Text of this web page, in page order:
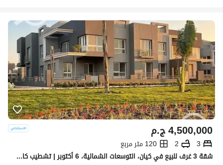
ج.م4,500,000
3
2
120 متر مربع
شقة 3 غرف للبيع في كيان، التوسعات الشمالية، 6 أكتوبر | تشطيب كامل | استلام فوري